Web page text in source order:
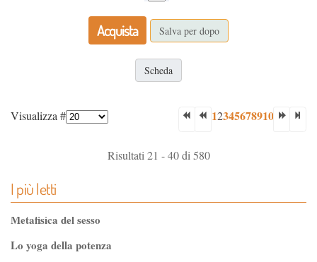
Acquista Salva per dopo
Scheda
Visualizza # 12345678910
Risultati 21 - 40 di 580
I più letti
Metafisica del sesso
Lo yoga della potenza